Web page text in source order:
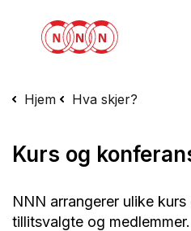
Hjem Hva skjer?
Kurs og
NNN arrangerer ulike
tillitsvalgte og medlemmer.